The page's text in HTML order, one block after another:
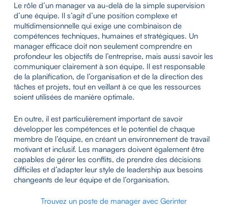
Le rôle d’un manager va au-delà de la simple supervision
d’une équipe. Il s’agit d’une position complexe et
multidimensionnelle qui exige une combinaison de
compétences techniques, humaines et stratégiques. Un
manager efficace doit non seulement comprendre en
profondeur les objectifs de l’entreprise, mais aussi savoir les
communiquer clairement à son équipe. Il est responsable
de la planification, de l’organisation et de la direction des
tâches et projets, tout en veillant à ce que les ressources
soient utilisées de manière optimale.
En outre, il est particulièrement important de savoir
développer les compétences et le potentiel de chaque
membre de l’équipe, en créant un environnement de travail
motivant et inclusif. Les managers doivent également être
capables de gérer les conflits, de prendre des décisions
difficiles et d’adapter leur style de leadership aux besoins
changeants de leur équipe et de l’organisation.
Trouvez un poste de manager avec Gerinter